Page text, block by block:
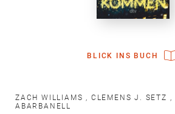
BLICK INS BUCH
ZACH WILLIAMS , CLEMENS J. SETZ ,
ABARBANELL